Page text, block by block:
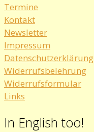
Termine
Kontakt
Newsletter
Impressum
Datenschutzerklärung
Widerrufsbelehrung
Widerrufsformular
Links
In English too!